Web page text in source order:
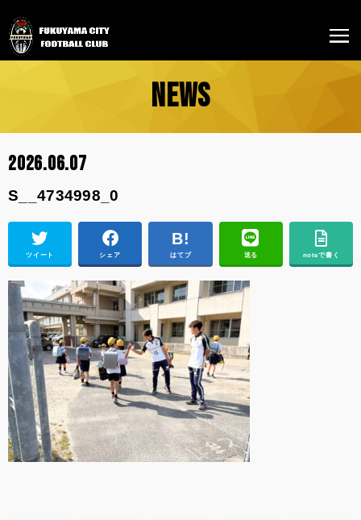
NEWS
2026.06.07
S__4734998_0
ツイート シェア はてブ 送る noteで書く